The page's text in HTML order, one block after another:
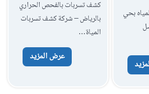
بحي
كشف تسربات بالفحص الحراري
بالرياض – شركة كشف تسربات
المياة…
عرض المزيد